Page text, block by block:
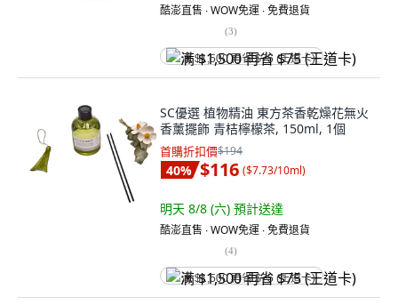
酷澎直售 ∙ WOW免運 ∙ 免費退貨
(3)
满 $1,500 再省 $75 (王道卡)
SC優選 植物精油 東方茶香乾燥花無火
香薰擺飾 青桔檸檬茶, 150ml, 1個
首購折扣價$194
40% $116 ($7.73/10ml)
明天 8/8 (六) 預計送達
酷澎直售 ∙ WOW免運 ∙ 免費退貨
(4)
满 $1,500 再省 $75 (王道卡)